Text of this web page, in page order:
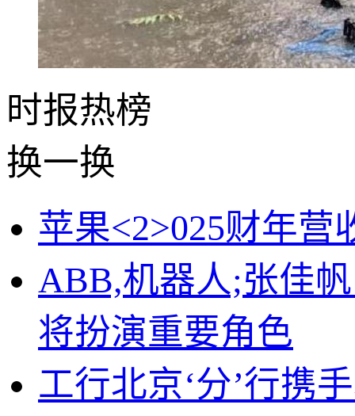
时报热榜
换一换
苹果<2>025财年营
ABB,机器人;张佳
将扮演重要角色
工行北京‘分’行携